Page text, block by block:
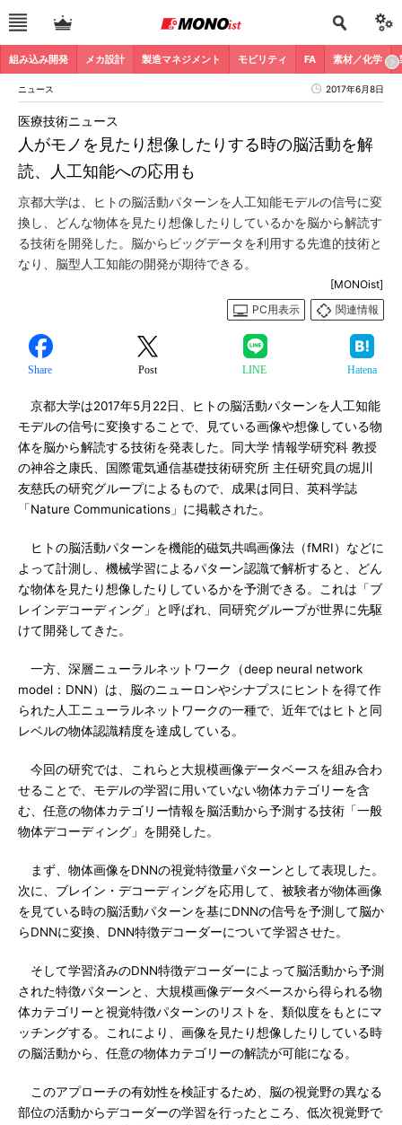
組み込み開発 メカ設計 製造マネジメント モビリティ FA 素材／化学
ニュース 2017年6月8日
人がモノを見たり想像したりする時の脳活動を解
読、人工知能への応用も
医療技術ニュース
京都大学は、ヒトの脳活動パターンを人工知能モデルの信号に変
換し、どんな物体を見たり想像したりしているかを脳から解読す
る技術を開発した。脳からビッグデータを利用する先進的技術と
なり、脳型人工知能の開発が期待できる。
[MONOist]
PC用表示
関連情報
Share Post LINE Hatena
京都大学は2017年5月22日、ヒトの脳活動パターンを人工知能
モデルの信号に変換することで、見ている画像や想像している物
体を脳から解読する技術を発表した。同大学 情報学研究科 教授
の神谷之康氏、国際電気通信基礎技術研究所 主任研究員の堀川
友慈氏の研究グループによるもので、成果は同日、英科学誌
「Nature Communications」に掲載された。
ヒトの脳活動パターンを機能的磁気共鳴画像法（fMRI）などに
よって計測し、機械学習によるパターン認識で解析すると、どん
な物体を見たり想像したりしているかを予測できる。これは「ブ
レインデコーディング」と呼ばれ、同研究グループが世界に先駆
けて開発してきた。
一方、深層ニューラルネットワーク（deep neural network
model：DNN）は、脳のニューロンやシナプスにヒントを得て作
られた人工ニューラルネットワークの一種で、近年ではヒトと同
レベルの物体認識精度を達成している。
今回の研究では、これらと大規模画像データベースを組み合わ
せることで、モデルの学習に用いていない物体カテゴリーを含
む、任意の物体カテゴリー情報を脳活動から予測する技術「一般
物体デコーディング」を開発した。
まず、物体画像をDNNの視覚特徴量パターンとして表現した。
次に、ブレイン・デコーディングを応用して、被験者が物体画像
を見ている時の脳活動パターンを基にDNNの信号を予測して脳か
らDNNに変換、DNN特徴デコーダーについて学習させた。
そして学習済みのDNN特徴デコーダーによって脳活動から予測
された特徴パターンと、大規模画像データベースから得られる物
体カテゴリーと視覚特徴パターンのリストを、類似度をもとにマ
ッチングする。これにより、画像を見たり想像したりしている時
の脳活動から、任意の物体カテゴリーの解読が可能になる。
このアプローチの有効性を検証するため、脳の視覚野の異なる
部位の活動からデコーダーの学習を行ったところ、低次視覚野で